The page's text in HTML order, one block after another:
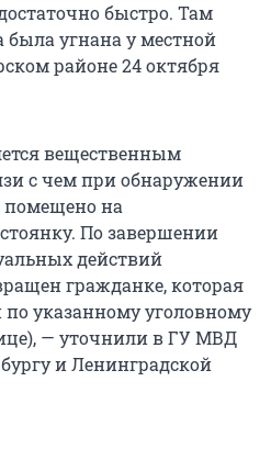
быстро. Там
угнана у местной
районе 24 октября
вещественным
с чем при обнаружении
помещено на
По завершении
действий
гражданке, которая
указанному уголовному
— уточнили в ГУ МВД
и Ленинградской